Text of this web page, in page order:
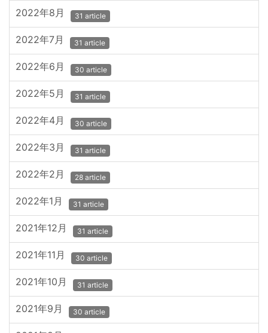
2022年8月 31 article
2022年7月 31 article
2022年6月 30 article
2022年5月 31 article
2022年4月 30 article
2022年3月 31 article
2022年2月 28 article
2022年1月 31 article
2021年12月 31 article
2021年11月 30 article
2021年10月 31 article
2021年9月 30 article